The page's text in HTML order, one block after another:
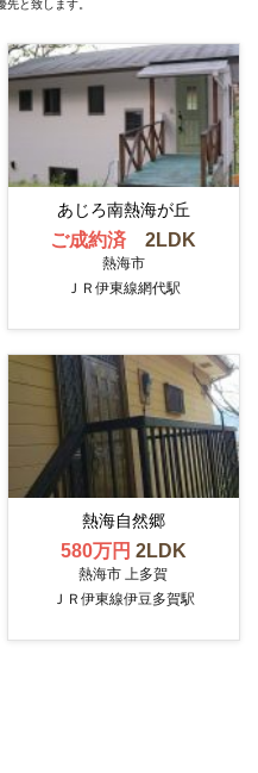
と致します。
あじろ南熱海が丘
ご成約済2LDK
熱海市
ＪＲ伊東線網代駅
熱海自然郷
580万円 2LDK
熱海市 上多賀
ＪＲ伊東線伊豆多賀駅